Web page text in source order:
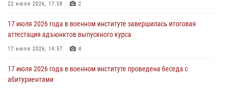
27 июля 2026, 10:45
22 июля 2026, 17:58 2
17 июля 2026 года в военном институте завершилась итоговая
аттестация адъюнктов выпускного курса
17 июля 2026, 14:57 4
17 июля 2026 года в военном институте проведена беседа с
абитуриентами